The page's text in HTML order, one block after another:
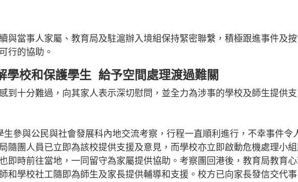
與當事人家屬、教育局及駐滬辦入境組保持緊密聯繫，積極跟進事件及
行的協助。
學校和保護學生 給予空間處理渡過難關
到十分難過，向其家人表示深切慰問，並全力為涉事的學校及師生提供支
參與公民與社會發展科內地交流考察，行程一直順利進行，不幸事件令
隨團人員已立即為該校提供支援及意見，而學校亦立即啟動危機處理小
即時前往當地，一同留守為家屬提供協助。考察團回港後，教育局教育
和學校社工隨即為師生及家長提供輔導和支援。校方已向家長發信交代事